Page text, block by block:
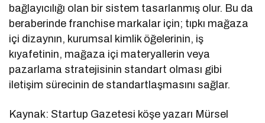
bağlayıcılığı olan bir sistem tasarlanmış olur. Bu da
beraberinde franchise markalar için; tıpkı mağaza
içi dizaynın, kurumsal kimlik öğelerinin, iş
kıyafetinin, mağaza içi materyallerin veya
pazarlama stratejisinin standart olması gibi
iletişim sürecinin de standartlaşmasını sağlar.
Kaynak: Startup Gazetesi köşe yazarı Mürsel